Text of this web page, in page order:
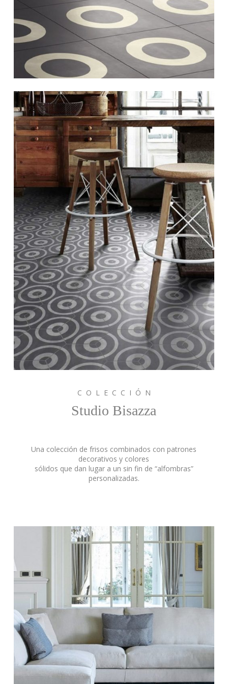
C O L E C C I Ó N
Studio Bisazza
Una colección de frisos combinados con patrones
decorativos y colores
sólidos que dan lugar a un sin fin de “alfombras”
personalizadas.